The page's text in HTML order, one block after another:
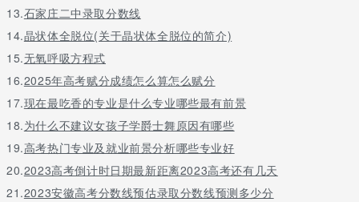
学校紧跟广西及北部湾经济的产业布局和结构调整来构建专业体
系，开设有10个二级学院，60多个高职专业，其中室内设计技术、
机电一体化技术、物流管理、酒店管理、应用泰国语、软件技术等6
个专业为国家示范重点专业。
学校有国家级教学成果奖2项，国家级精品专业1个、国家级精品课
程9门，是目前广西唯一拥有国家级精品专业、唯一连续六年获得国
家级精品课程的高等院校。
特别说明：以上南宁职业技术学院宿舍怎么样 住宿条件好不好信息
内容来自互联网不代表本网站的观点和看法，与本网站立场无关本
网站均不承担任何责任。
13.石家庄二中录取分数线
14.晶状体全脱位(关于晶状体全脱位的简介)
15.无氧呼吸方程式
16.2025年高考赋分成绩怎么算怎么赋分
17.现在最吃香的专业是什么专业哪些最有前景
18.为什么不建议女孩子学爵士舞原因有哪些
19.高考热门专业及就业前景分析哪些专业好
20.2023高考倒计时日期最新距离2023高考还有几天
21.2023安徽高考分数线预估录取分数线预测多少分